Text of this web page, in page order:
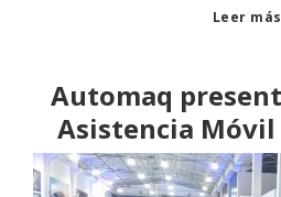
Leer más
Automaq
Asistencia